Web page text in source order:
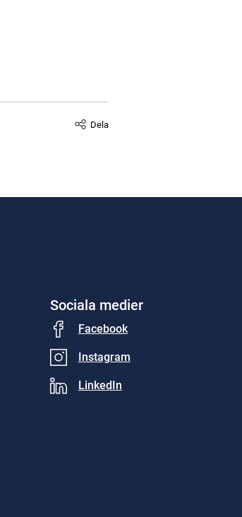
Dela
Sociala medier
Facebook
Instagram
LinkedIn